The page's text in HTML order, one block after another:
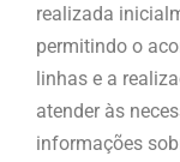
realizada
permitindo o
linhas e a
atender às
informações